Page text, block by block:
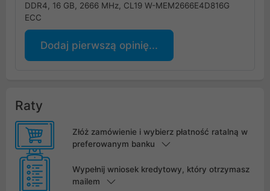
DDR4, 16 GB, 2666 MHz, CL19 W-MEM2666E4D816G
ECC
Dodaj pierwszą opinię...
Raty
Złóż zamówienie i wybierz płatność ratalną w
preferowanym banku
Wypełnij wniosek kredytowy, który otrzymasz
mailem